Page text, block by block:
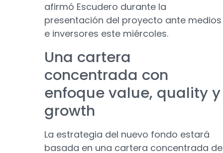
afirmó Escudero durante la
presentación del proyecto ante medios
e inversores este miércoles.
Una cartera
concentrada con
enfoque value, quality y
growth
La estrategia del nuevo fondo estará
basada en una cartera concentrada de